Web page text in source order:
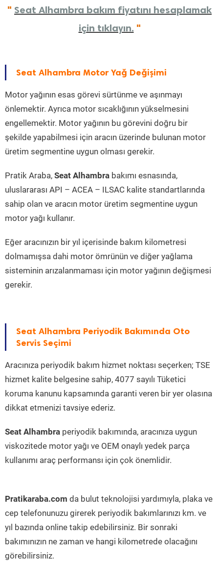
" Seat Alhambra bakım fiyatını hesaplamak
için tıklayın. "
Seat Alhambra Motor Yağ Değişimi
Motor yağının esas görevi sürtünme ve aşınmayı
önlemektir. Ayrıca motor sıcaklığının yükselmesini
engellemektir. Motor yağının bu görevini doğru bir
şekilde yapabilmesi için aracın üzerinde bulunan motor
üretim segmentine uygun olması gerekir.
Pratik Araba, Seat Alhambra bakımı esnasında,
uluslararası API – ACEA – ILSAC kalite standartlarında
sahip olan ve aracın motor üretim segmentine uygun
motor yağı kullanır.
Eğer aracınızın bir yıl içerisinde bakım kilometresi
dolmamışsa dahi motor ömrünün ve diğer yağlama
sisteminin arızalanmaması için motor yağının değişmesi
gerekir.
Seat Alhambra Periyodik Bakımında Oto
Servis Seçimi
Aracınıza periyodik bakım hizmet noktası seçerken; TSE
hizmet kalite belgesine sahip, 4077 sayılı Tüketici
koruma kanunu kapsamında garanti veren bir yer olasına
dikkat etmenizi tavsiye ederiz.
Seat Alhambra periyodik bakımında, aracınıza uygun
viskozitede motor yağı ve OEM onaylı yedek parça
kullanımı araç performansı için çok önemlidir.
Pratikaraba.com da bulut teknolojisi yardımıyla, plaka ve
cep telefonunuzu girerek periyodik bakımlarınızı km. ve
yıl bazında online takip edebilirsiniz. Bir sonraki
bakımınızın ne zaman ve hangi kilometrede olacağını
görebilirsiniz.